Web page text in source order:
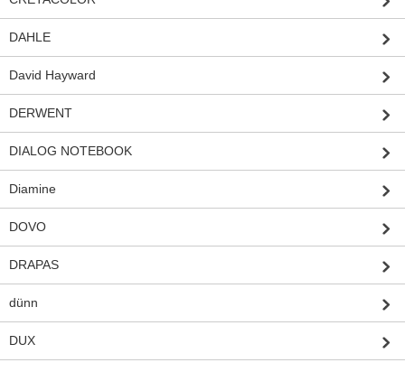
DAHLE
David Hayward
DERWENT
DIALOG NOTEBOOK
Diamine
DOVO
DRAPAS
dünn
DUX